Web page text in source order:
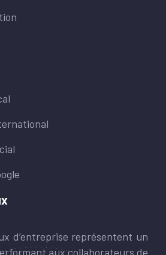
d’entreprise représentent un
aux collaborateurs de